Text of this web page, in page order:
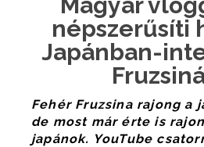
népszerűsíti
Japánban-
Fehér Fruzsina rajong a
de most már érte is
japánok. YouTube